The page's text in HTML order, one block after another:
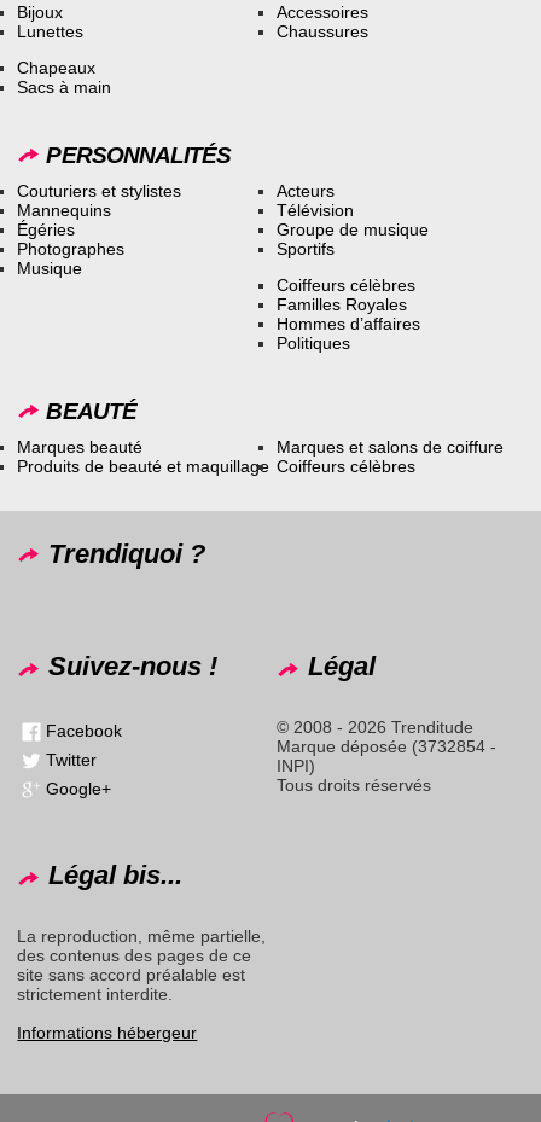
Bijoux
Lunettes
Accessoires
Chaussures
Chapeaux
Sacs à main
PERSONNALITÉS
Couturiers et stylistes
Mannequins
Égéries
Photographes
Musique
Acteurs
Télévision
Groupe de musique
Sportifs
Coiffeurs célèbres
Familles Royales
Hommes d’affaires
Politiques
BEAUTÉ
Marques beauté
Produits de beauté et maquillage
Marques et salons de coiffure
Coiffeurs célèbres
Trendiquoi ?
Suivez-nous !
Facebook
Twitter
Google+
Légal
© 2008 - 2026 Trenditude
Marque déposée (3732854 -
INPI)
Tous droits réservés
Légal bis...
La reproduction, même partielle,
des contenus des pages de ce
site sans accord préalable est
strictement interdite.
Informations hébergeur